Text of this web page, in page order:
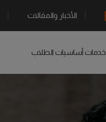
الأخبار والمقالات
خدمات أساسيات الطلاب